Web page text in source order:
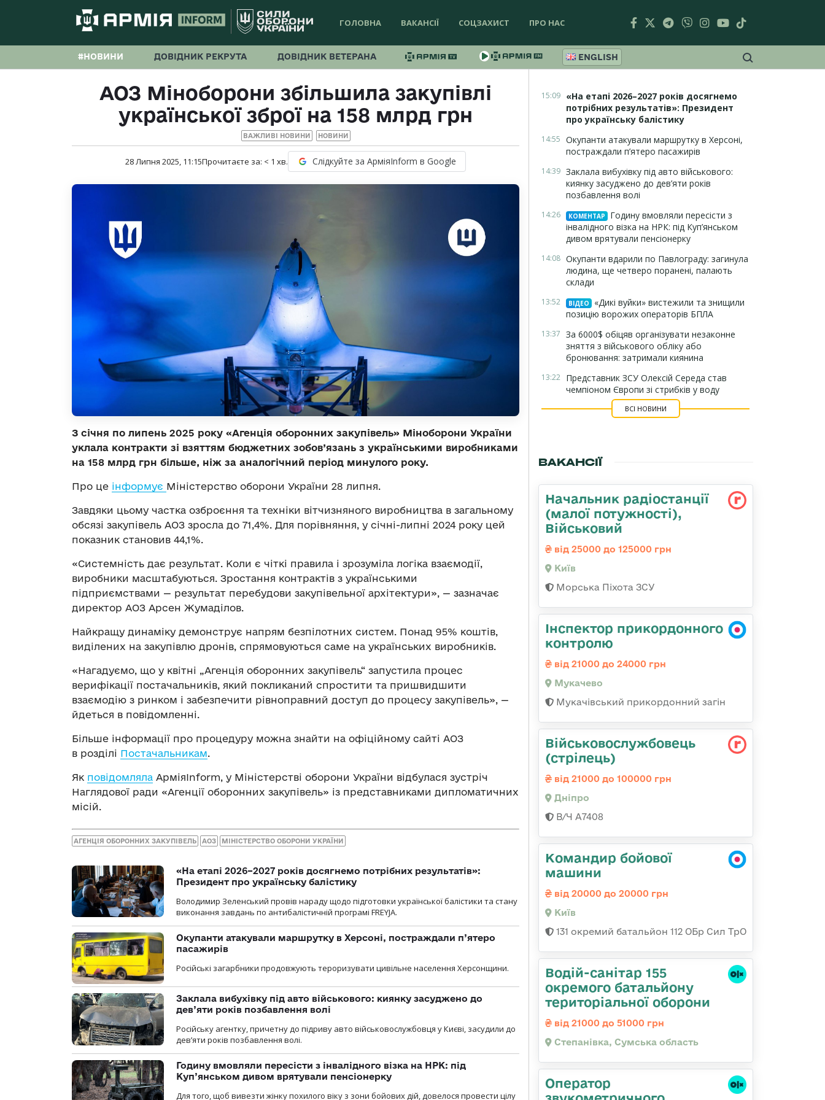
ГОЛОВНА ВАКАНСІЇ СОЦЗАХИСТ ПРО НАС
#НОВИНИ ДОВІДНИК РЕКРУТА ДОВІДНИК ВЕТЕРАНА ENGLISH
АОЗ Міноборони збільшила закупівлі
української зброї на 158 млрд грн
ВАЖЛИВІ НОВИНИ НОВИНИ
28 Липня 2025, 11:15Прочитаєте за: < 1 хв. Слідкуйте за АрміяInform в Google
З січня по липень 2025 року «Агенція оборонних закупівель» Міноборони України
уклала контракти зі взяттям бюджетних зобов’язань з українськими виробниками
на 158 млрд грн більше, ніж за аналогічний період минулого року.
Про це інформує Міністерство оборони України 28 липня.
Завдяки цьому частка озброєння та техніки вітчизняного виробництва в загальному
обсязі закупівель АОЗ зросла до 71,4%. Для порівняння, у січні-липні 2024 року цей
показник становив 44,1%.
«Системність дає результат. Коли є чіткі правила і зрозуміла логіка взаємодії,
виробники масштабуються. Зростання контрактів з українськими
підприємствами — результат перебудови закупівельної архітектури», — зазначає
директор АОЗ Арсен Жумаділов.
Найкращу динаміку демонструє напрям безпілотних систем. Понад 95% коштів,
виділених на закупівлю дронів, спрямовуються саме на українських виробників.
«Нагадуємо, що у квітні „Агенція оборонних закупівель“ запустила процес
верифікації постачальників, який покликаний спростити та пришвидшити
взаємодію з ринком і забезпечити рівноправний доступ до процесу закупівель», —
йдеться в повідомленні.
Більше інформації про процедуру можна знайти на офіційному сайті АОЗ
в розділі Постачальникам.
Як повідомляла АрміяInform, у Міністерстві оборони України відбулася зустріч
Наглядової ради «Агенції оборонних закупівель» із представниками дипломатичних
місій.
АГЕНЦІЯ ОБОРОННИХ ЗАКУПІВЕЛЬ АОЗ МІНІСТЕРСТВО ОБОРОНИ УКРАЇНИ
«На етапі 2026–2027 років досягнемо потрібних результатів»:
Президент про українську балістику
Володимир Зеленський провів нараду щодо підготовки української балістики та стану
виконання завдань по антибалістичній програмі FREYJA.
Окупанти атакували маршрутку в Херсоні, постраждали п’ятеро
пасажирів
Російські загарбники продовжують тероризувати цивільне населення Херсонщини.
Заклала вибухівку під авто військового: киянку засуджено до
дев’яти років позбавлення волі
Російську агентку, причетну до підриву авто військовослужбовця у Києві, засудили до
дев’яти років позбавлення волі.
Годину вмовляли пересісти з інвалідного візка на НРК: під
Куп’янськом дивом врятували пенсіонерку
Для того, щоб вивезти жінку похилого віку з зони бойових дій, довелося провести цілу
15:09 «На етапі 2026–2027 років досягнемо
потрібних результатів»: Президент
про українську балістику
14:55 Окупанти атакували маршрутку в Херсоні,
постраждали п’ятеро пасажирів
14:39 Заклала вибухівку під авто військового:
киянку засуджено до дев’яти років
позбавлення волі
14:26 КОМЕНТАР
Годину вмовляли пересісти з
інвалідного візка на НРК: під Куп’янськом
дивом врятували пенсіонерку
14:08 Окупанти вдарили по Павлограду: загинула
людина, ще четверо поранені, палають
склади
13:52 ВІДЕО
«Дикі вуйки» вистежили та знищили
позицію ворожих операторів БПЛА
13:37 За 6000$ обіцяв організувати незаконне
зняття з військового обліку або
бронювання: затримали киянина
13:22 Представник ЗСУ Олексій Середа став
чемпіоном Європи зі стрибків у воду
ВСІ НОВИНИ
ВАКАНСІЇ
Начальник радіостанції
(малої потужності),
Військовий
від 25000 до 125000 грн
Київ
Морська Піхота ЗСУ
Інспектор прикордонного
контролю
від 21000 до 24000 грн
Мукачево
Мукачівський прикордонний загін
Військовослужбовець
(стрілець)
від 21000 до 100000 грн
Дніпро
В/Ч А7408
Командир бойової
машини
від 20000 до 20000 грн
Київ
131 окремий батальйон 112 ОБр Сил ТрО
Водій-санітар 155
окремого батальйону
територіальної оборони
від 21000 до 51000 грн
Степанівка, Сумська область
Оператор